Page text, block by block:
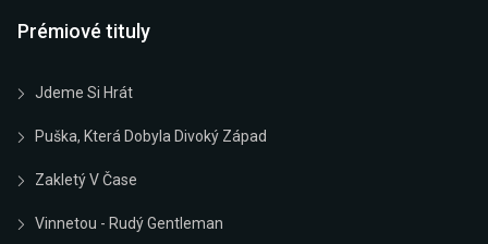
Prémiové tituly
Jdeme Si Hrát
Puška, Která Dobyla Divoký Západ
Zakletý V Čase
Vinnetou - Rudý Gentleman